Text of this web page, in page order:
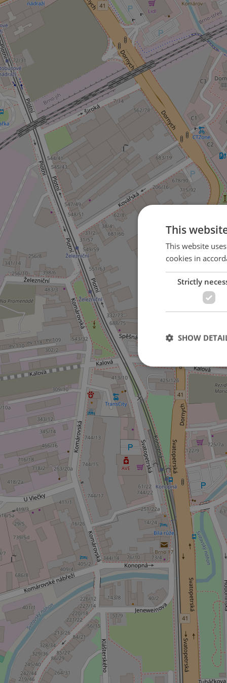
This
This website
cookies in
Strictly
SHOW
Strictly necessary
used properly
Name
ex_polls
^qs_[0-9]+$
^eps_[0-9]+$
CookieScriptConsent